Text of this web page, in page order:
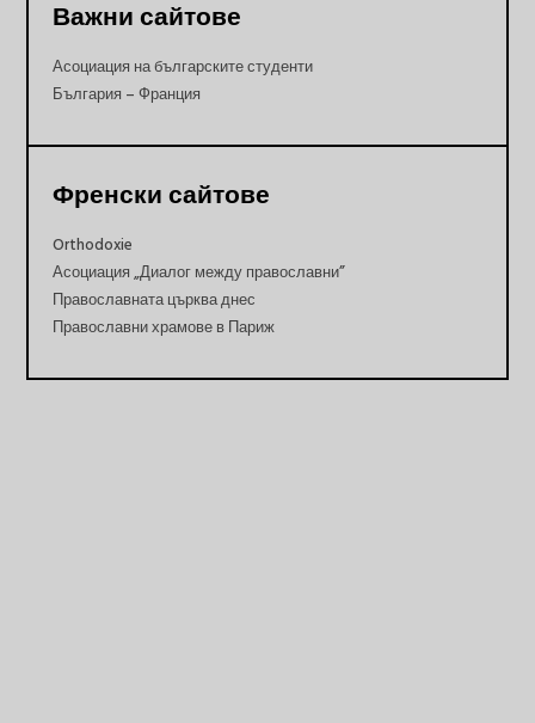
Важни сайтове
Асоциация на българските студенти
България – Франция
Френски сайтове
Orthodoxie
Асоциация „Диалог между православни”
Православната църква днес
Православни храмове в Париж